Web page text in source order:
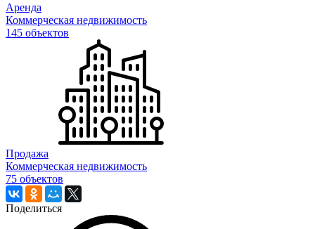
Аренда
Коммерческая недвижимость
145 объектов
Продажа
Коммерческая недвижимость
75 объектов
Поделиться